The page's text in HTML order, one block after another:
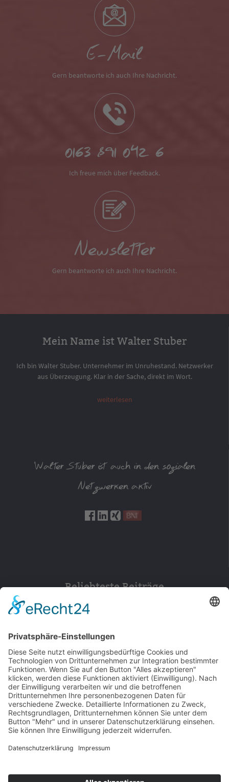
E-Mail
Gern beantworte ich auch Ihre Nachricht.
0163 891 042 6
Ich freue mich über Feedback.
Newsletter
Gern beantworte ich auch Ihre Nachricht.
Mein Name ist Walter Stuber
Ich bin Walter Stuber. Unternehmer im Unruhestand. Netzwerker
aus Überzeugung. Klar in der Sache, direkt im Wort.
weiterlesen
Walter Stuber ist auch in den sozialen
Netzwerken aktiv
Beliebteste Beiträge
© 2026 Walter Stuber -Impressum Datenschutz
Gemeinhardt Service - Mutmacher.jetzt
Bewertungen auf ProvenExpert.com
154